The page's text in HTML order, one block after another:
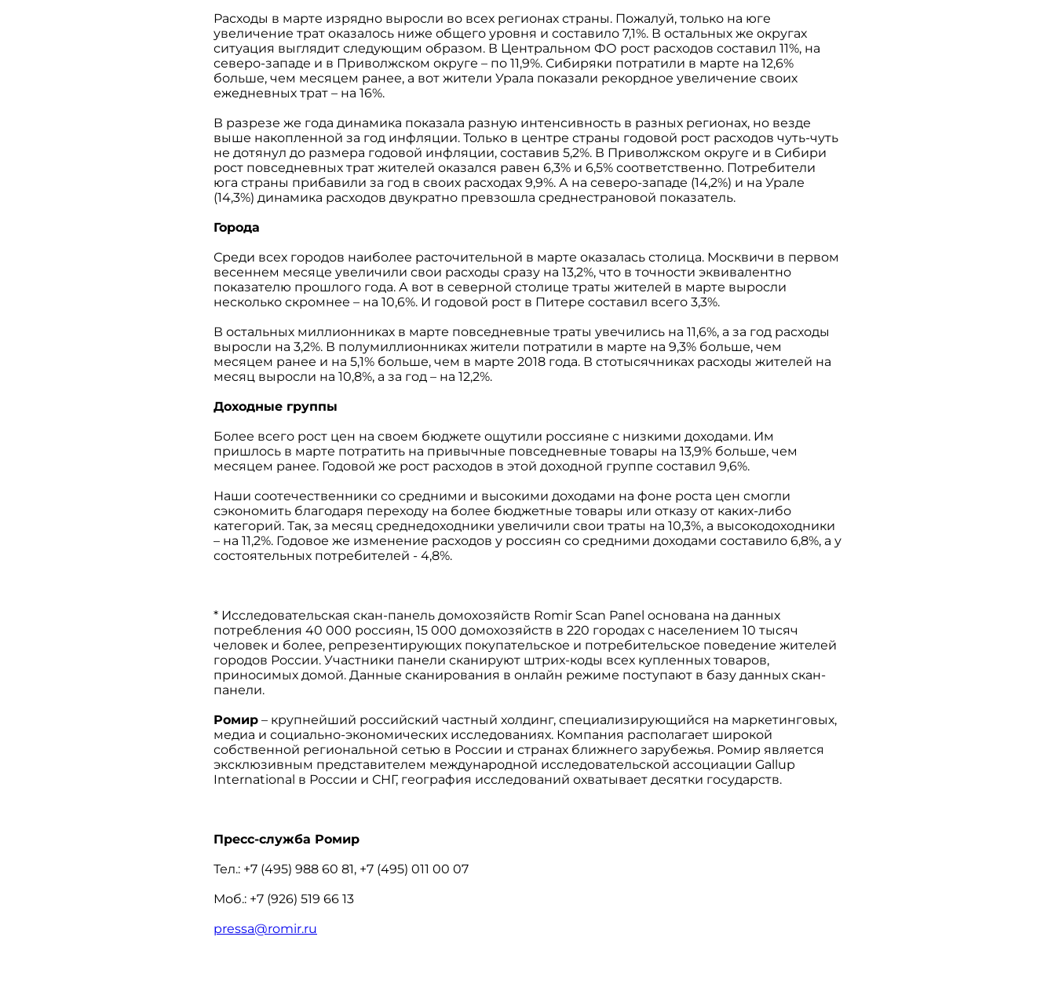
Расходы в марте изрядно выросли во всех регионах страны. Пожалуй, только на юге
увеличение трат оказалось ниже общего уровня и составило 7,1%. В остальных же округах
ситуация выглядит следующим образом. В Центральном ФО рост расходов составил 11%, на
северо-западе и в Приволжском округе – по 11,9%. Сибиряки потратили в марте на 12,6%
больше, чем месяцем ранее, а вот жители Урала показали рекордное увеличение своих
ежедневных трат – на 16%.
В разрезе же года динамика показала разную интенсивность в разных регионах, но везде
выше накопленной за год инфляции. Только в центре страны годовой рост расходов чуть-чуть
не дотянул до размера годовой инфляции, составив 5,2%. В Приволжском округе и в Сибири
рост повседневных трат жителей оказался равен 6,3% и 6,5% соответственно. Потребители
юга страны прибавили за год в своих расходах 9,9%. А на северо-западе (14,2%) и на Урале
(14,3%) динамика расходов двукратно превзошла среднестрановой показатель.
Города
Среди всех городов наиболее расточительной в марте оказалась столица. Москвичи в первом
весеннем месяце увеличили свои расходы сразу на 13,2%, что в точности эквивалентно
показателю прошлого года. А вот в северной столице траты жителей в марте выросли
несколько скромнее – на 10,6%. И годовой рост в Питере составил всего 3,3%.
В остальных миллионниках в марте повседневные траты увечились на 11,6%, а за год расходы
выросли на 3,2%. В полумиллионниках жители потратили в марте на 9,3% больше, чем
месяцем ранее и на 5,1% больше, чем в марте 2018 года. В стотысячниках расходы жителей на
месяц выросли на 10,8%, а за год – на 12,2%.
Доходные группы
Более всего рост цен на своем бюджете ощутили россияне с низкими доходами. Им
пришлось в марте потратить на привычные повседневные товары на 13,9% больше, чем
месяцем ранее. Годовой же рост расходов в этой доходной группе составил 9,6%.
Наши соотечественники со средними и высокими доходами на фоне роста цен смогли
сэкономить благодаря переходу на более бюджетные товары или отказу от каких-либо
категорий. Так, за месяц среднедоходники увеличили свои траты на 10,3%, а высокодоходники
– на 11,2%. Годовое же изменение расходов у россиян со средними доходами составило 6,8%, а у
состоятельных потребителей - 4,8%.
* Исследовательская скан-панель домохозяйств Romir Scan Panel основана на данных
потребления 40 000 россиян, 15 000 домохозяйств в 220 городах с населением 10 тысяч
человек и более, репрезентирующих покупательское и потребительское поведение жителей
городов России. Участники панели сканируют штрих-коды всех купленных товаров,
приносимых домой. Данные сканирования в онлайн режиме поступают в базу данных скан-
панели.
Ромир – крупнейший российский частный холдинг, специализирующийся на маркетинговых,
медиа и социально-экономических исследованиях. Компания располагает широкой
собственной региональной сетью в России и странах ближнего зарубежья. Ромир является
эксклюзивным представителем международной исследовательской ассоциации Gallup
International в России и СНГ, география исследований охватывает десятки государств.
Пресс-служба Ромир
Тел.: +7 (495) 988 60 81, +7 (495) 011 00 07
Моб.: +7 (926) 519 66 13
pressa@romir.ru